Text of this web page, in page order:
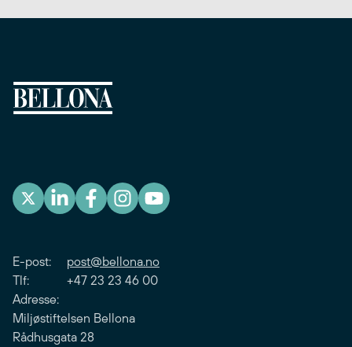
E-post: post@bellona.no
Tlf: +47 23 23 46 00
Adresse:
Miljøstiftelsen Bellona
Rådhusgata 28